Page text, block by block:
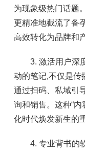
为现象级热门话题
更精准地截流了备
高效转化为品牌和
3. 激活用户深
动的笔记,不仅是传
通过扫码、私域引
询和销售。这种“
化时代焕发新生的
4. 专业背书的